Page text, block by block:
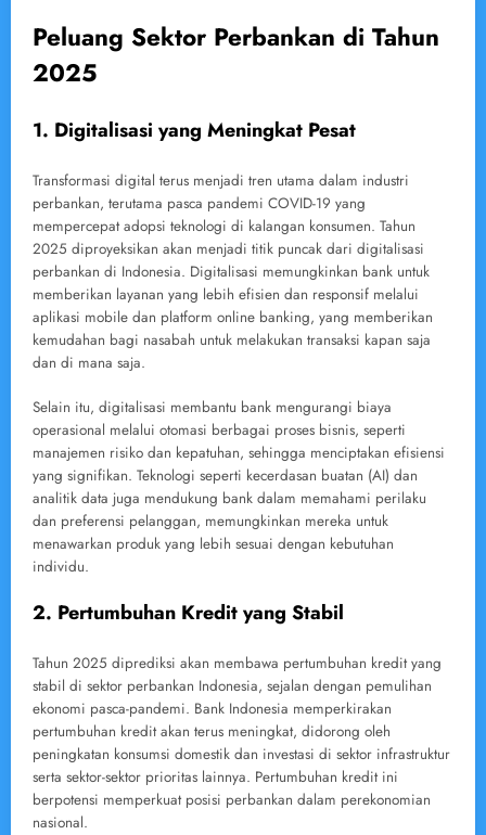
Peluang Sektor Perbankan di Tahun
2025
1. Digitalisasi yang Meningkat Pesat
Transformasi digital terus menjadi tren utama dalam industri
perbankan, terutama pasca pandemi COVID-19 yang
mempercepat adopsi teknologi di kalangan konsumen. Tahun
2025 diproyeksikan akan menjadi titik puncak dari digitalisasi
perbankan di Indonesia. Digitalisasi memungkinkan bank untuk
memberikan layanan yang lebih efisien dan responsif melalui
aplikasi mobile dan platform online banking, yang memberikan
kemudahan bagi nasabah untuk melakukan transaksi kapan saja
dan di mana saja.
Selain itu, digitalisasi membantu bank mengurangi biaya
operasional melalui otomasi berbagai proses bisnis, seperti
manajemen risiko dan kepatuhan, sehingga menciptakan efisiensi
yang signifikan. Teknologi seperti kecerdasan buatan (AI) dan
analitik data juga mendukung bank dalam memahami perilaku
dan preferensi pelanggan, memungkinkan mereka untuk
menawarkan produk yang lebih sesuai dengan kebutuhan
individu.
2. Pertumbuhan Kredit yang Stabil
Tahun 2025 diprediksi akan membawa pertumbuhan kredit yang
stabil di sektor perbankan Indonesia, sejalan dengan pemulihan
ekonomi pasca-pandemi. Bank Indonesia memperkirakan
pertumbuhan kredit akan terus meningkat, didorong oleh
peningkatan konsumsi domestik dan investasi di sektor infrastruktur
serta sektor-sektor prioritas lainnya. Pertumbuhan kredit ini
berpotensi memperkuat posisi perbankan dalam perekonomian
nasional.